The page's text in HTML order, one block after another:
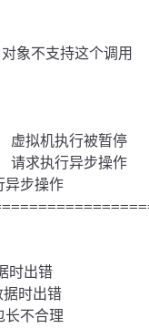
不支持这个调用
机执行被暂停
执行异步操作
步操作
出错
时出错
不合理